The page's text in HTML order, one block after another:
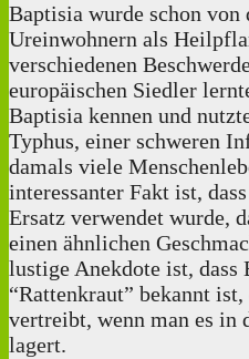
Baptisia wurde schon von
Ureinwohnern als
verschiedenen
europäischen Siedler
Baptisia kennen und
Typhus, einer schweren
damals viele
interessanter Fakt ist,
Ersatz verwendet wurde,
einen ähnlichen
lustige Anekdote ist, dass
“Rattenkraut” bekannt
vertreibt, wenn man es in
lagert.